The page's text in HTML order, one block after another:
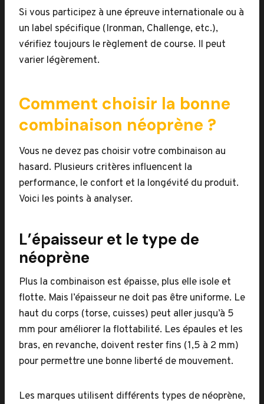
Si vous participez à une épreuve internationale ou à
un label spécifique (Ironman, Challenge, etc.),
vérifiez toujours le règlement de course. Il peut
varier légèrement.
Comment choisir la bonne
combinaison néoprène ?
Vous ne devez pas choisir votre combinaison au
hasard. Plusieurs critères influencent la
performance, le confort et la longévité du produit.
Voici les points à analyser.
L’épaisseur et le type de
néoprène
Plus la combinaison est épaisse, plus elle isole et
flotte. Mais l’épaisseur ne doit pas être uniforme. Le
haut du corps (torse, cuisses) peut aller jusqu’à 5
mm pour améliorer la flottabilité. Les épaules et les
bras, en revanche, doivent rester fins (1,5 à 2 mm)
pour permettre une bonne liberté de mouvement.
Les marques utilisent différents types de néoprène,